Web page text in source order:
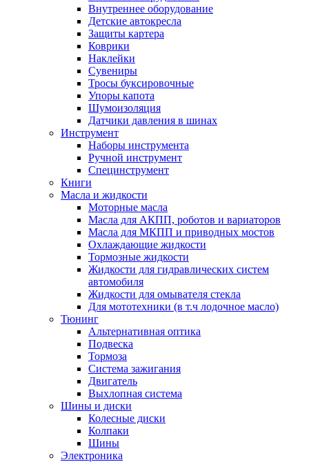
Внутреннее оборудование
Детские автокресла
Защиты картера
Коврики
Наклейки
Сувениры
Тросы буксировочные
Упоры капота
Шумоизоляция
Датчики давления в шинах
Инструмент
Наборы инструмента
Ручной инструмент
Специнструмент
Книги
Масла и жидкости
Моторные масла
Масла для АКПП, роботов и вариаторов
Масла для МКПП и приводных мостов
Охлаждающие жидкости
Тормозные жидкости
Жидкости для гидравлических систем
автомобиля
Жидкости для омывателя стекла
Для мототехники (в т.ч лодочное масло)
Тюнинг
Альтернативная оптика
Подвеска
Тормоза
Система зажигания
Двигатель
Выхлопная система
Шины и диски
Колесные диски
Колпаки
Шины
Электроника